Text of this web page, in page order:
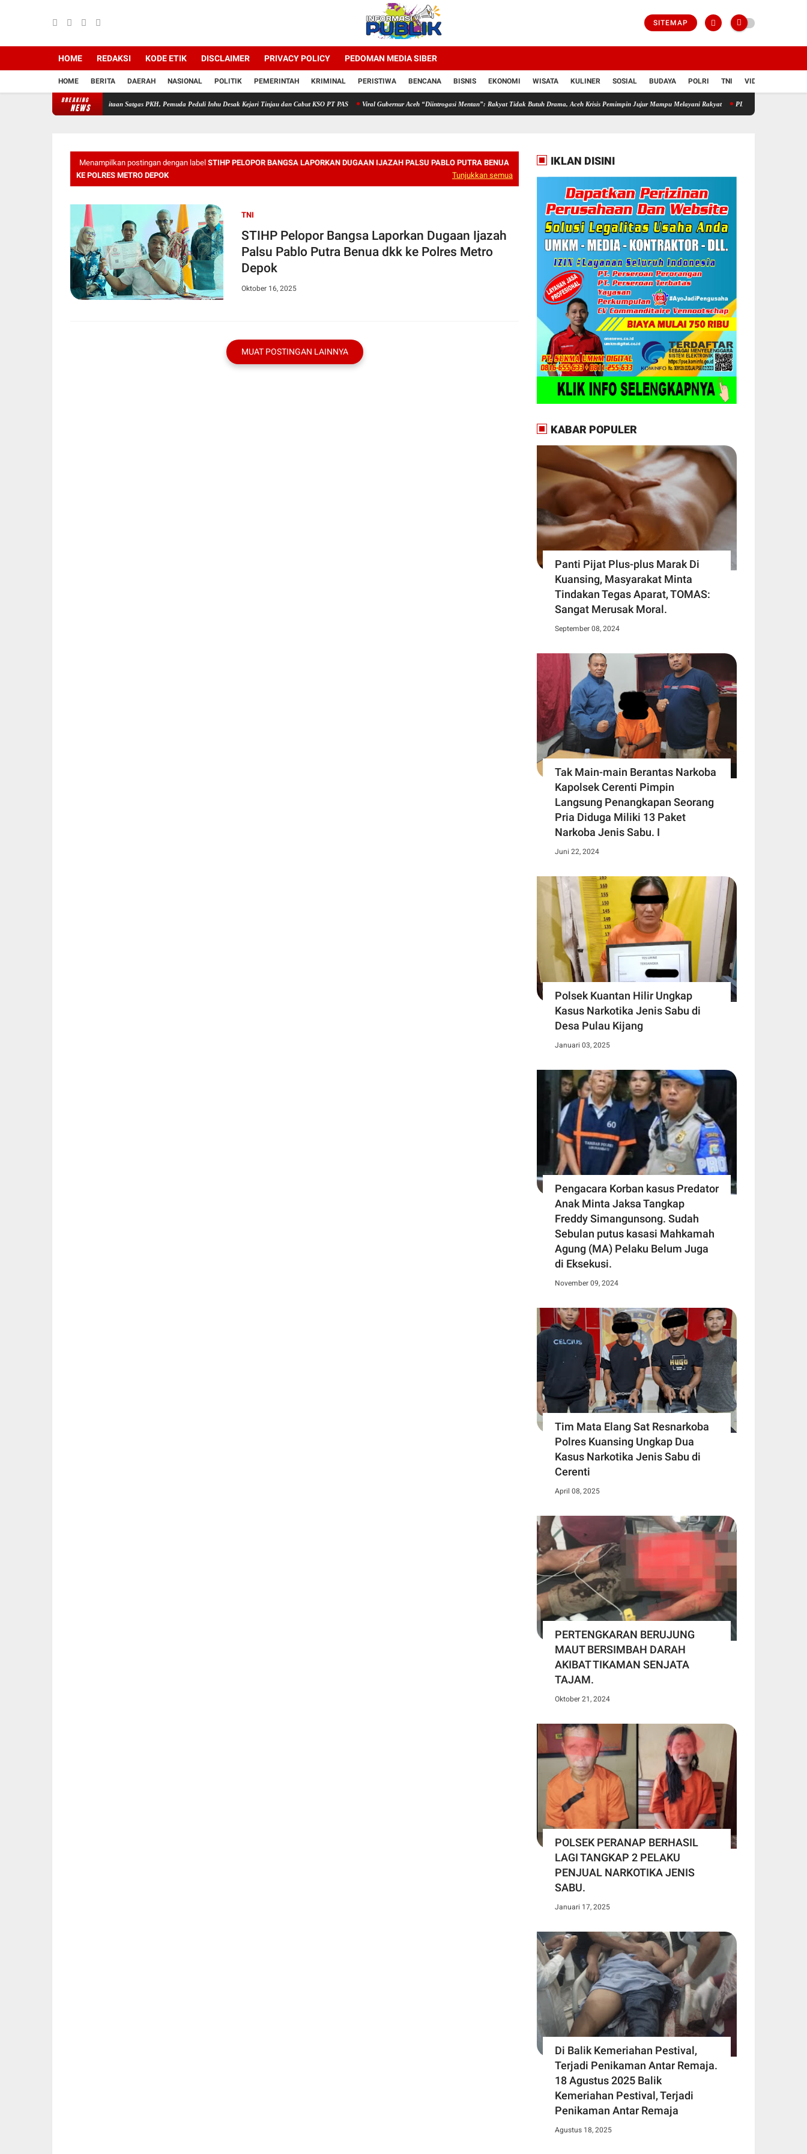
SITEMAP
HOME REDAKSI KODE ETIK DISCLAIMER PRIVACY POLICY PEDOMAN MEDIA SIBER
HOME BERITA DAERAH NASIONAL POLITIK PEMERINTAH KRIMINAL PERISTIWA BENCANA BISNIS EKONOMI WISATA KULINER SOSIAL BUDAYA POLRI TNI VIDIO
BREAKING
NEWS
Soroti Polemik Lahan Sitaan Satgas PKH, Pemuda Peduli Inhu Desak Kejari Tinjau dan Cabut KSO PT PAS Viral Gubernur Aceh “Diintrogasi Mentan”: Rakyat Tidak Butuh Drama, Aceh Krisis Pemimpin Jujur Mampu Melayani Rakyat PIKABAS HUT PT Bank Aceh
Menampilkan postingan dengan label STIHP PELOPOR BANGSA LAPORKAN DUGAAN IJAZAH PALSU PABLO PUTRA BENUA
KE POLRES METRO DEPOK
Tunjukkan semua
TNI
STIHP Pelopor Bangsa Laporkan Dugaan Ijazah
Palsu Pablo Putra Benua dkk ke Polres Metro
Depok
Oktober 16, 2025
MUAT POSTINGAN LAINNYA
IKLAN DISINI
KABAR POPULER
Panti Pijat Plus-plus Marak Di
Kuansing, Masyarakat Minta
Tindakan Tegas Aparat, TOMAS:
Sangat Merusak Moral.
September 08, 2024
Tak Main-main Berantas Narkoba
Kapolsek Cerenti Pimpin
Langsung Penangkapan Seorang
Pria Diduga Miliki 13 Paket
Narkoba Jenis Sabu. I
Juni 22, 2024
Polsek Kuantan Hilir Ungkap
Kasus Narkotika Jenis Sabu di
Desa Pulau Kijang
Januari 03, 2025
Pengacara Korban kasus Predator
Anak Minta Jaksa Tangkap
Freddy Simangunsong. Sudah
Sebulan putus kasasi Mahkamah
Agung (MA) Pelaku Belum Juga
di Eksekusi.
November 09, 2024
Tim Mata Elang Sat Resnarkoba
Polres Kuansing Ungkap Dua
Kasus Narkotika Jenis Sabu di
Cerenti
April 08, 2025
PERTENGKARAN BERUJUNG
MAUT BERSIMBAH DARAH
AKIBAT TIKAMAN SENJATA
TAJAM.
Oktober 21, 2024
POLSEK PERANAP BERHASIL
LAGI TANGKAP 2 PELAKU
PENJUAL NARKOTIKA JENIS
SABU.
Januari 17, 2025
Di Balik Kemeriahan Pestival,
Terjadi Penikaman Antar Remaja.
18 Agustus 2025 Balik
Kemeriahan Pestival, Terjadi
Penikaman Antar Remaja
Agustus 18, 2025